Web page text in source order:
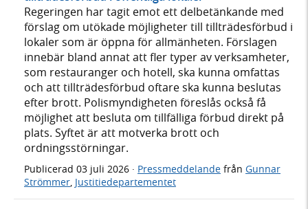
Regeringen har tagit emot ett delbetänkande med
förslag om utökade möjligheter till tillträdesförbud i
lokaler som är öppna för allmänheten. Förslagen
innebär bland annat att fler typer av verksamheter,
som restauranger och hotell, ska kunna omfattas
och att tillträdesförbud oftare ska kunna beslutas
efter brott. Polismyndigheten föreslås också få
möjlighet att besluta om tillfälliga förbud direkt på
plats. Syftet är att motverka brott och
ordningsstörningar.
Publicerad 03 juli 2026 · Pressmeddelande från Gunnar
Strömmer Justitiedepartementet